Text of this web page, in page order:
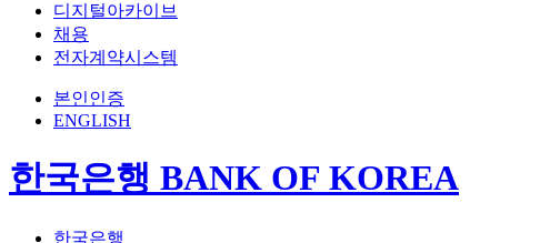
디지털아카이브
채용
전자계약시스템
본인인증
ENGLISH
한국은행 BANK OF KOREA
한국은행